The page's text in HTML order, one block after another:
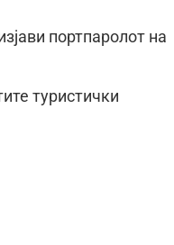
портпаролот на
туристички